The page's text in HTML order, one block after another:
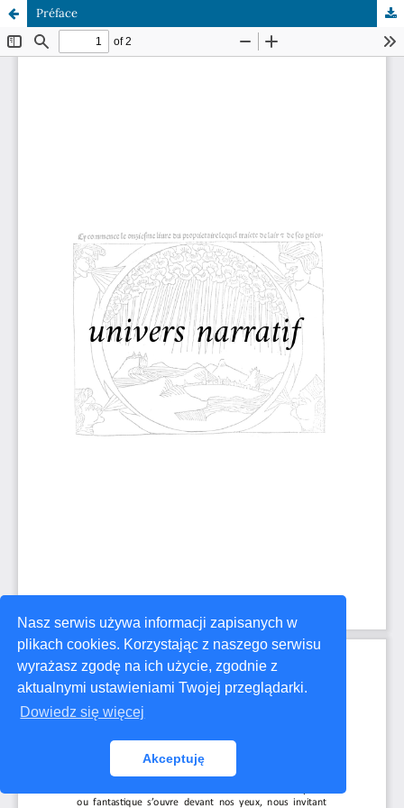
Nasz serwis używa informacji zapisanych w
plikach cookies. Korzystając z naszego serwisu
wyrażasz zgodę na ich użycie, zgodnie z
aktualnymi ustawieniami Twojej przeglądarki.
Dowiedz się więcej
Akceptuję
Préface